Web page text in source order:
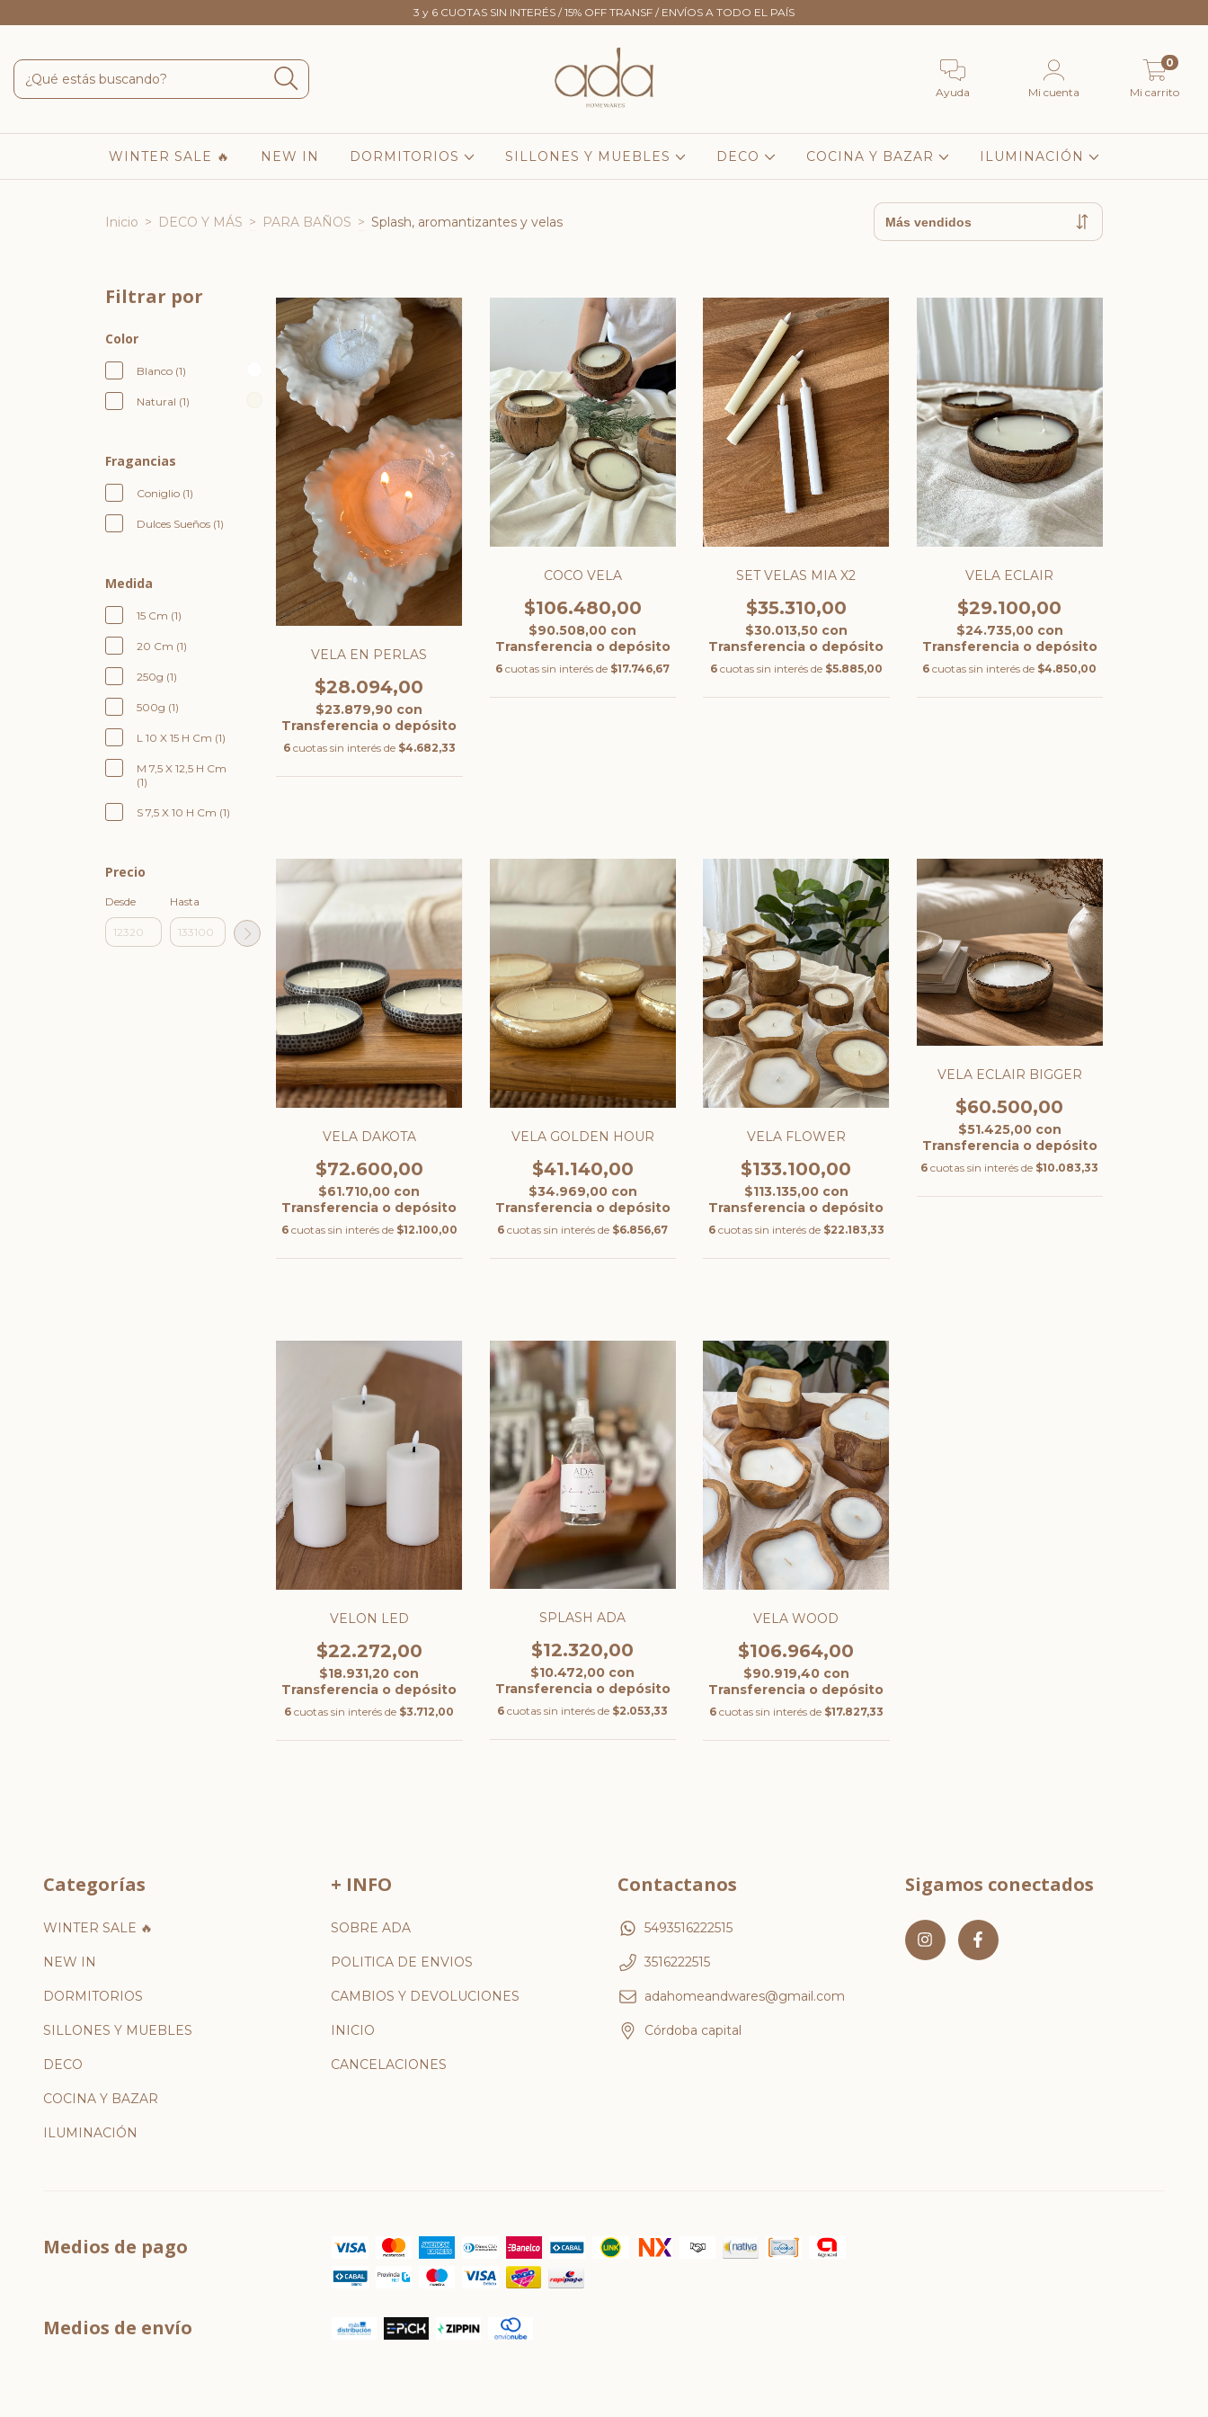
3 y 6 CUOTAS SIN INTERÉS / 15% OFF TRANSF / ENVÍOS A TODO EL PAÍS
Ayuda Mi cuenta Mi carrito
0
WINTER SALE 🔥 NEW IN DORMITORIOS SILLONES Y MUEBLES DECO COCINA Y BAZAR ILUMINACIÓN
Inicio > DECO Y MÁS > PARA BAÑOS > Splash, aromantizantes y velas
Filtrar por
Color
Blanco (1)
Natural (1)
Fragancias
Coniglio (1)
Dulces Sueños (1)
Medida
15 Cm (1)
20 Cm (1)
250g (1)
500g (1)
L 10 X 15 H Cm (1)
M 7,5 X 12,5 H Cm
(1)
S 7,5 X 10 H Cm (1)
Precio
Desde Hasta
VELA EN PERLAS
$28.094,00
$23.879,90 con
Transferencia o depósito
6 cuotas sin interés de $4.682,33
COCO VELA
$106.480,00
$90.508,00 con
Transferencia o depósito
6 cuotas sin interés de $17.746,67
SET VELAS MIA X2
$35.310,00
$30.013,50 con
Transferencia o depósito
6 cuotas sin interés de $5.885,00
VELA ECLAIR
$29.100,00
$24.735,00 con
Transferencia o depósito
6 cuotas sin interés de $4.850,00
VELA DAKOTA
$72.600,00
$61.710,00 con
Transferencia o depósito
6 cuotas sin interés de $12.100,00
VELA GOLDEN HOUR
$41.140,00
$34.969,00 con
Transferencia o depósito
6 cuotas sin interés de $6.856,67
VELA FLOWER
$133.100,00
$113.135,00 con
Transferencia o depósito
6 cuotas sin interés de $22.183,33
VELA ECLAIR BIGGER
$60.500,00
$51.425,00 con
Transferencia o depósito
6 cuotas sin interés de $10.083,33
VELON LED
$22.272,00
$18.931,20 con
Transferencia o depósito
6 cuotas sin interés de $3.712,00
SPLASH ADA
$12.320,00
$10.472,00 con
Transferencia o depósito
6 cuotas sin interés de $2.053,33
VELA WOOD
$106.964,00
$90.919,40 con
Transferencia o depósito
6 cuotas sin interés de $17.827,33
Categorías
WINTER SALE 🔥
NEW IN
DORMITORIOS
SILLONES Y MUEBLES
DECO
COCINA Y BAZAR
ILUMINACIÓN
+ INFO
SOBRE ADA
POLITICA DE ENVIOS
CAMBIOS Y DEVOLUCIONES
INICIO
CANCELACIONES
Contactanos
5493516222515
3516222515
adahomeandwares@gmail.com
Córdoba capital
Sigamos conectados
Medios de pago
Medios de envío